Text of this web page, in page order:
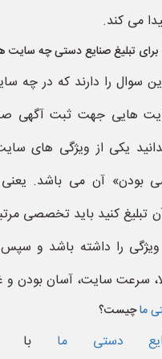
می کند.
تبلیغ صنایع دستی چه سایت
سوال را دارند که در چه
هایی جهت ثبت آگهی
یکی از ویژگی های
بودن» آن می باشد.
تبلیغ کنید باید تخصصی
ویژگی را داشته باشد و
سرعت سایت، آسان بودن و
ماچیست؟
دستی ما با